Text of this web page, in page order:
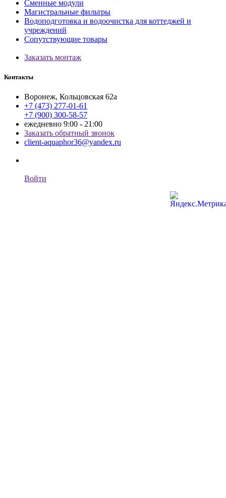
Сменные модули
Магистральные фильтры
Водоподготовка и водоочистка для коттеджей и
учреждений
Сопутствующие товары
Заказать монтаж
Контакты
Воронеж, Кольцовская 62а
+7 (473) 277-01-61
+7 (900) 300-58-57
ежедневно 9:00 - 21:00
Заказать обратный звонок
client-aquaphor36@yandex.ru
Войти